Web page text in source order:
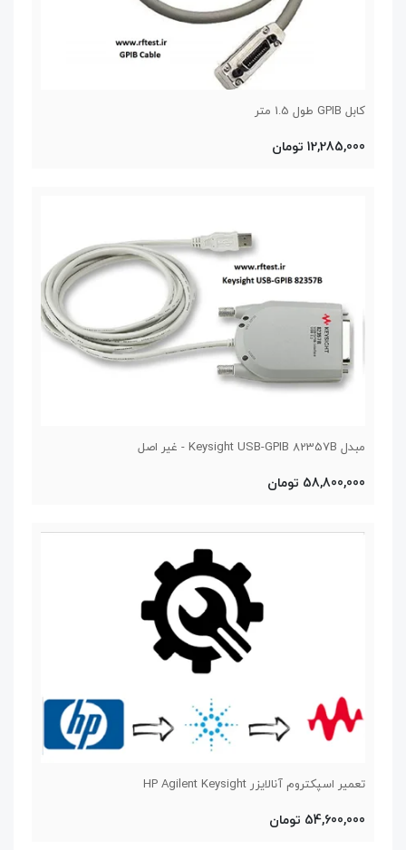
کابل GPIB طول 1.5 متر
12,285,000 تومان
مبدل Keysight USB-GPIB 82357B - غیر اصل
58,800,000 تومان
تعمیر اسپکتروم آنالایزر HP Agilent Keysight
54,600,000 تومان